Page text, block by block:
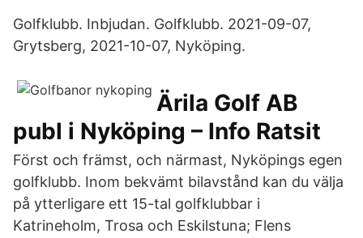
Golfklubb. Inbjudan. Golfklubb. 2021-09-07,
Grytsberg, 2021-10-07, Nyköping.
Ärila Golf AB
publ i Nyköping – Info Ratsit
Först och främst, och närmast, Nyköpings egen
golfklubb. Inom bekvämt bilavstånd kan du välja
på ytterligare ett 15-tal golfklubbar i
Katrineholm, Trosa och Eskilstuna; Flens